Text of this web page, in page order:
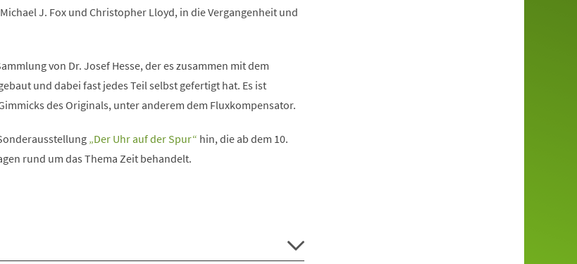
J. Fox und Christopher Lloyd, in die Vergangenheit und
von Dr. Josef Hesse, der es zusammen mit dem
und dabei fast jedes Teil selbst gefertigt hat. Es ist
des Originals, unter anderem dem Fluxkompensator.
„Der Uhr auf der Spur“ hin, die ab dem 10.
rund um das Thema Zeit behandelt.